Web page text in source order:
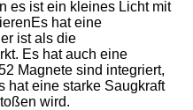
es ist ein kleines Licht mit
hat eine
ist als die
Es hat auch eine
Magnete sind integriert,
hat eine starke Saugkraft
wird.